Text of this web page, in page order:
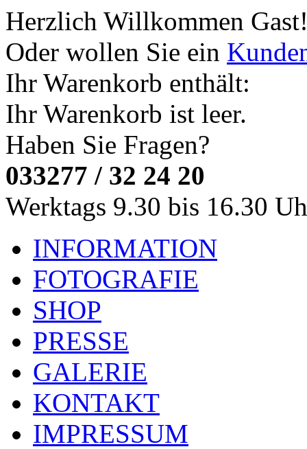
Herzlich Willkommen
Oder wollen Sie ein
Ihr Warenkorb enthält:
Ihr Warenkorb ist leer.
Haben Sie Fragen?
033277 / 32 24 20
Werktags 9.30 bis 16.30
INFORMATION
FOTOGRAFIE
SHOP
PRESSE
GALERIE
KONTAKT
IMPRESSUM